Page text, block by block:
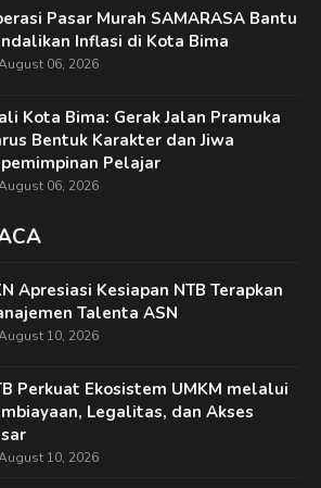
Pasar Murah SAMARASA Bantu
Inflasi di Kota Bima
06, 2026
Kota Bima: Gerak Jalan Pramuka
Bentuk Karakter dan Jiwa
Pelajar
06, 2026
Apresiasi Kesiapan NTB Terapkan
Talenta ASN
10, 2026
Perkuat Ekosistem UMKM melalui
Legalitas, dan Akses
10, 2026